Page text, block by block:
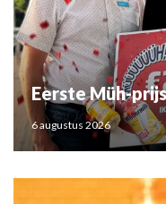
Eerste Müh-
6 augustus 2026